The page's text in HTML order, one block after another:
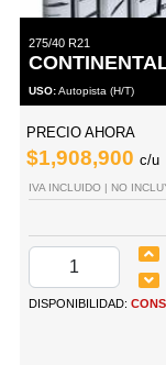
275/40 R21
USO:Autopista (H/T)
PRECIO AHORA
$1,908,900 c/u
IVA INCLUIDO | NO
DISPONIBILIDAD: